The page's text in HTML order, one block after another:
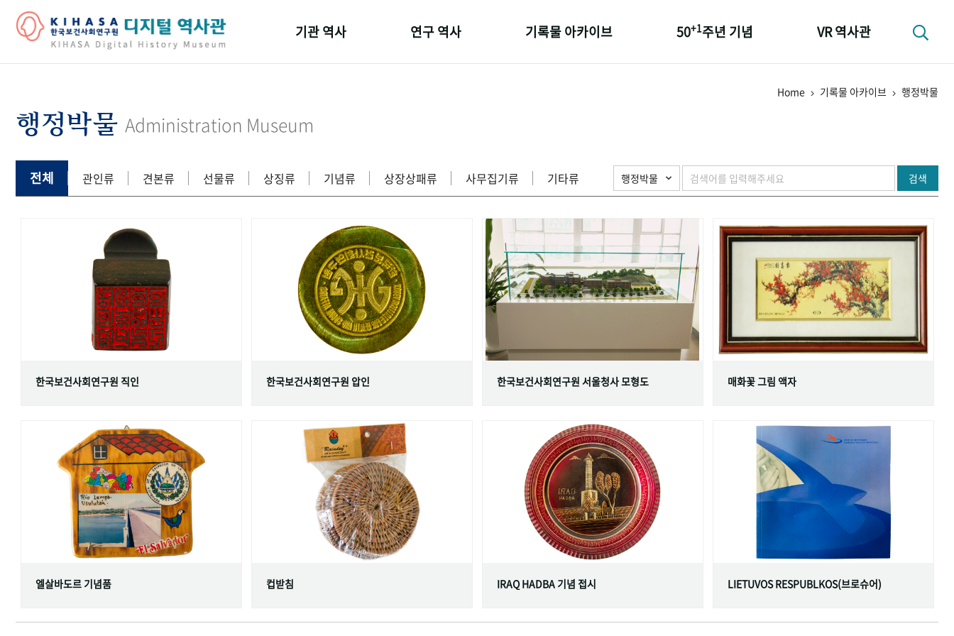
기관 역사
연구원 사람들
연구 역사
간행물 변천사
기록물 아카이브
영상 기록물
50+1주년 기념
세계와 함께 한 KIHASA
VR 역사관
Home 기록물 아카이브 행정박물
행정박물 Administration Museum
전체 관인류 견본류 선물류 상징류 기념류 상장상패류 사무집기류 기타류 검색
한국보건사회연구원 직인 한국보건사회연구원 압인 한국보건사회연구원 서울청사 모형도 매화꽃 그림 액자
엘살바도르 기념품 컵받침 IRAQ HADBA 기념 접시 LIETUVOS RESPUBLKOS(브로슈어)